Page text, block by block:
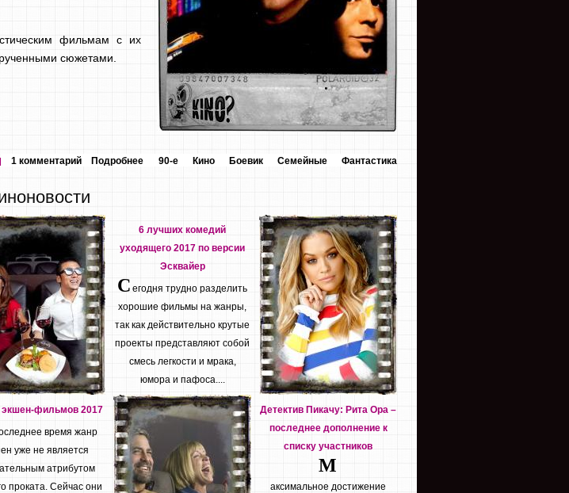
фильмам с их
сюжетами.
90-е Кино Боевик Семейные Фантастика
1 комментарий Подробнее
экшен-фильмов 2017
время жанр
уже не является
атрибутом
проката. Сейчас они
6 лучших комедий
уходящего 2017 по версии
Эсквайер
С егодня трудно разделить
хорошие фильмы на жанры,
так как действительно крутые
проекты представляют собой
смесь легкости и мрака,
юмора и пафоса....
Детектив Пикачу: Рита Ора –
последнее дополнение к
списку участников
М
аксимальное достижение